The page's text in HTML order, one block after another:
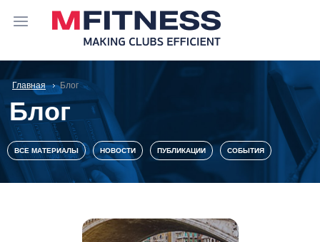
Главная Блог
Блог
ВСЕ МАТЕРИАЛЫ НОВОСТИ ПУБЛИКАЦИИ СОБЫТИЯ